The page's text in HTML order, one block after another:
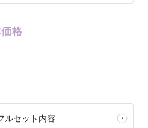
格
ルセット内容